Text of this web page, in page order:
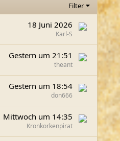
Filter
18 Juni 2026
Karl-S
Gestern um 21:51
theant
Gestern um 18:54
don666
Mittwoch um 14:35
Kronkorkenpirat